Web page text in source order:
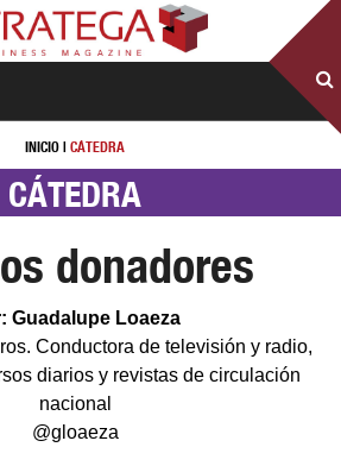
INICIO | CÁTEDRA
CÁTEDRA
donadores
Guadalupe Loaeza
Conductora de televisión y radio,
diarios y revistas de circulación
nacional
@gloaeza